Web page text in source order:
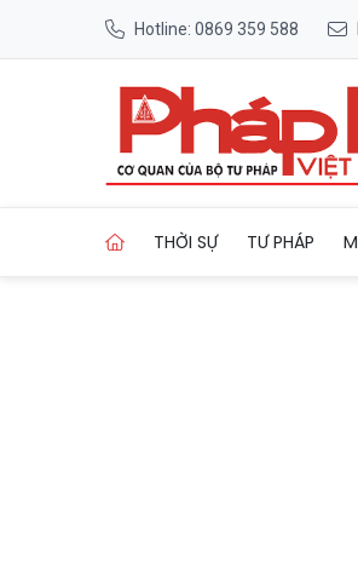
Hotline: 0869 359 588
THỜI SỰ TƯ PHÁP